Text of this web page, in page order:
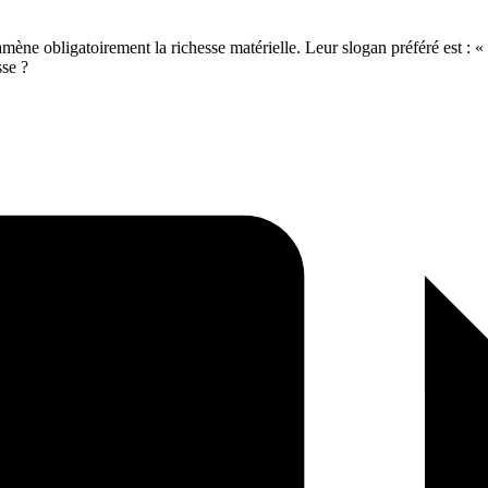
obligatoirement la richesse matérielle. Leur slogan préféré est :
?